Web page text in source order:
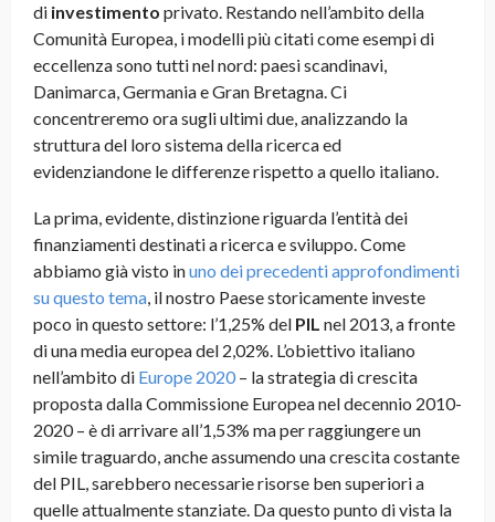
di investimento privato. Restando nell’ambito della
Comunità Europea, i modelli più citati come esempi di
eccellenza sono tutti nel nord: paesi scandinavi,
Danimarca, Germania e Gran Bretagna. Ci
concentreremo ora sugli ultimi due, analizzando la
struttura del loro sistema della ricerca ed
evidenziandone le differenze rispetto a quello italiano.
La prima, evidente, distinzione riguarda l’entità dei
finanziamenti destinati a ricerca e sviluppo. Come
abbiamo già visto inuno dei precedenti approfondimenti
su questo tema, il nostro Paese storicamente investe
poco in questo settore: l’1,25% del PIL nel 2013, a fronte
di una media europea del 2,02%. L’obiettivo italiano
nell’ambito di Europe 2020 – la strategia di crescita
proposta dalla Commissione Europea nel decennio 2010-
2020 – è di arrivare all’1,53% ma per raggiungere un
simile traguardo, anche assumendo una crescita costante
del PIL, sarebbero necessarie risorse ben superiori a
quelle attualmente stanziate. Da questo punto di vista la